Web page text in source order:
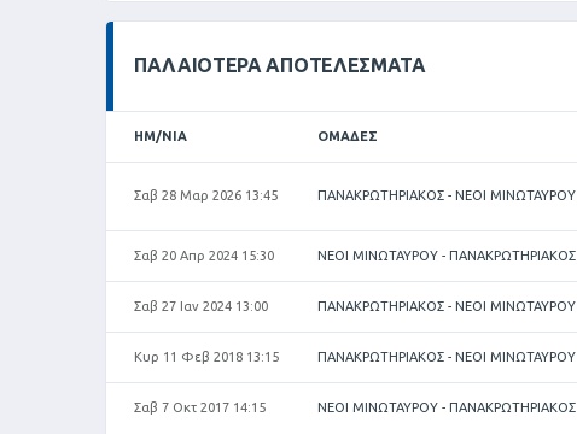
ΠΑΛΑΙΌΤΕΡΑ ΑΠΟΤΕΛΈΣΜΑΤΑ
ΗΜ/ΝΊΑ ΟΜΆΔΕΣ
Σαβ 28 Μαρ 2026 13:45 ΠΑΝΑΚΡΩΤΗΡΙΑΚΟΣ - ΝΕΟΙ ΜΙΝΩΤΑΥΡΟΥ
Σαβ 20 Απρ 2024 15:30 ΝΕΟΙ ΜΙΝΩΤΑΥΡΟΥ - ΠΑΝΑΚΡΩΤΗΡΙΑΚΟΣ
Σαβ 27 Ιαν 2024 13:00 ΠΑΝΑΚΡΩΤΗΡΙΑΚΟΣ - ΝΕΟΙ ΜΙΝΩΤΑΥΡΟΥ
Κυρ 11 Φεβ 2018 13:15 ΠΑΝΑΚΡΩΤΗΡΙΑΚΟΣ - ΝΕΟΙ ΜΙΝΩΤΑΥΡΟΥ
Σαβ 7 Οκτ 2017 14:15 ΝΕΟΙ ΜΙΝΩΤΑΥΡΟΥ - ΠΑΝΑΚΡΩΤΗΡΙΑΚΟΣ